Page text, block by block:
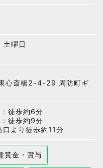
土曜日
心斎橋2-4-29 周防町ギ
徒歩約6分
徒歩約9分
より徒歩約11分
賞金・賞与